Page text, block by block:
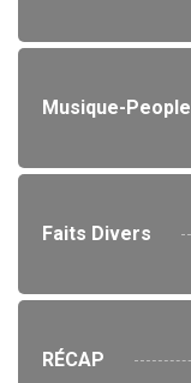
Musique-People
Faits Divers
RÉCAP